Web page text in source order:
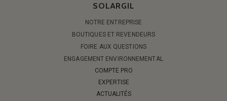
SOLARGIL
NOTRE ENTREPRISE
BOUTIQUES ET REVENDEURS
FOIRE AUX QUESTIONS
ENGAGEMENT ENVIRONNEMENTAL
COMPTE PRO
EXPERTISE
ACTUALITÉS